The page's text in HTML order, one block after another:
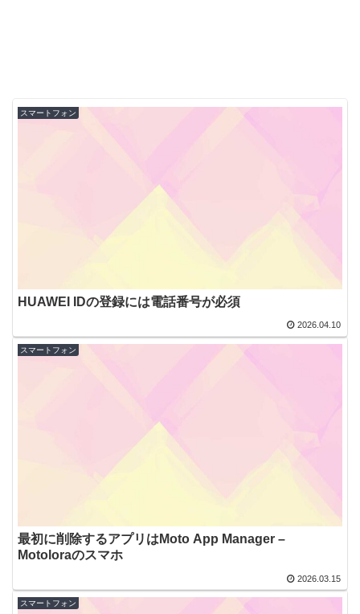
スマートフォン
HUAWEI IDの登録には電話番号が必須
2026.04.10
スマートフォン
最初に削除するアプリはMoto App Manager –
Motoloraのスマホ
2026.03.15
スマートフォン